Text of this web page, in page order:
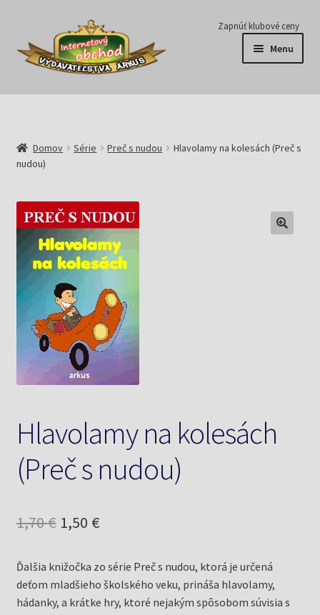
Preskočiť
navigáciu
Preskočiť
obsah
Zapnúť klubové ceny
Menu
Série
E-knihy
Predplatné
Pripravujeme
Pre školy
Knižný klub
Kontakt
Domov Série Preč s nudou
Hlavolamy na kolesách (Preč s
nudou)
Hlavolamy na kolesách
(Preč s nudou)
1,70€ Pôvodná
bola:
1,70 €.
1,50 €Aktuálna
je:
1,50 €.
Ďalšia knižočka zo série Preč s nudou, ktorá je určená
deťom mladšieho školského veku, prináša hlavolamy,
hádanky, a krátke hry, ktoré nejakým spôsobom súvisia s